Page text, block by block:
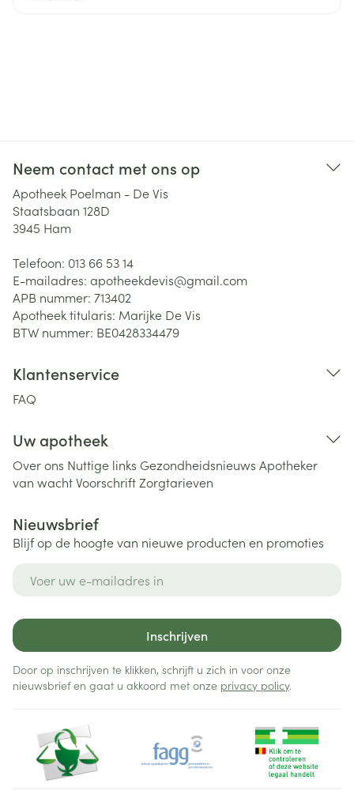
Neem contact met ons op
Apotheek Poelman - De Vis
Staatsbaan 128D
3945 Ham
Telefoon: 013 66 53 14
E-mailadres: apotheekdevis@gmail.com
APB nummer: 713402
Apotheek titularis: Marijke De Vis
BTW nummer: BE0428334479
Klantenservice
FAQ
Uw apotheek
Over ons Nuttige links Gezondheidsnieuws Apotheker
van wachtVoorschriftZorgtarieven
Nieuwsbrief
Blijf op de hoogte van nieuwe producten en promoties
Inschrijven
Door op inschrijven te klikken, schrijft u zich in voor onze
nieuwsbrief en gaat u akkoord met onze privacy policy.